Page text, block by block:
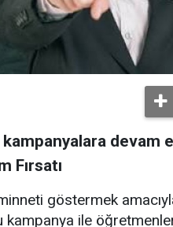
devam
Fırsatı
göstermek
kampanya ile